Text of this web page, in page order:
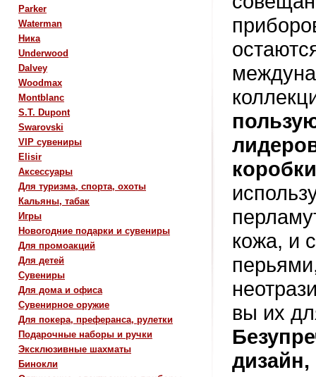
Parker
Waterman
Ника
Underwood
Dalvey
Woodmax
Montblanc
S.T. Dupont
Swarovski
VIP сувениры
Elisir
Аксессуары
Для туризма, спорта, охоты
Кальяны, табак
Игры
Новогодние подарки и сувениры
Для промоакций
Для детей
Сувениры
Для дома и офиса
Сувенирное оружие
Для покера, преферанса, рулетки
Подарочные наборы и ручки
Эксклюзивные шахматы
Бинокли
о
коробки
кожа, и
вы их
дизайн,